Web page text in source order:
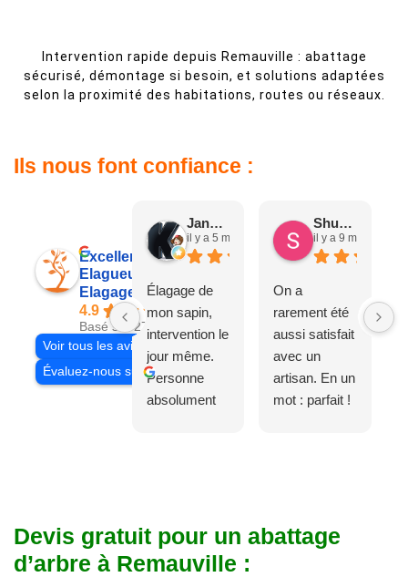
Intervention rapide depuis Remauville : abattage
sécurisé, démontage si besoin, et solutions adaptées
selon la proximité des habitations, routes ou réseaux.
Ils nous font confiance :
Excellent
Elagueur 77
Elagage Villiers
4.9
Basé sur 27 avis
Voir tous les avis
Évaluez-nous sur
Jane D.
il y a 5 mois
Élagage de
mon sapin,
intervention le
jour même.
Personne
absolument
comme on en
fait plus!
Shuang & Jean K.
il y a 9 mois
On a
rarement été
aussi satisfait
avec un
artisan. En un
mot : parfait !
débordait trop
chez les
Devis gratuit pour un abattage
d’arbre à Remauville :